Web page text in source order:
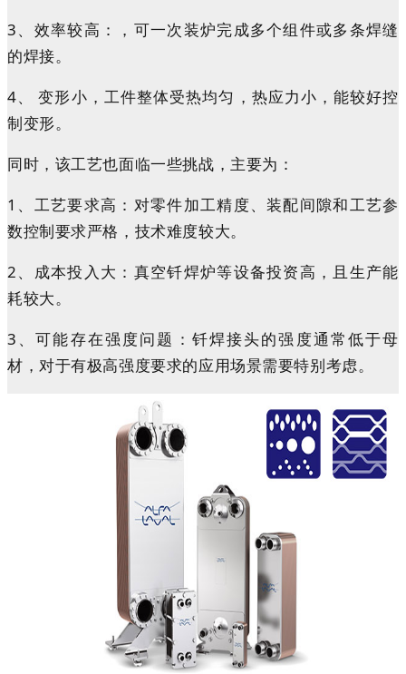
3、效率较高：， 可一次装炉完成多个组件或多条焊缝
的焊接。
4、变形小， 工件整体受热均匀，热应力小，能较好控
制变形。
同时，该工艺也面临一些挑战，主要为：
1、工艺要求高： 对零件加工精度、装配间隙和工艺参
数控制要求严格，技术难度较大。
2、成本投入大 ：真空钎焊炉等设备投资高，且生产能
耗较大。
3、可能存在强度问题： 钎焊接头的强度通常低于母
材，对于有极高强度要求的应用场景需要特别考虑。